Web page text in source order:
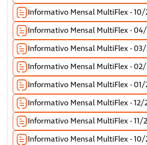
Informativo Mensal MultiFlex - 10/
Informativo Mensal MultiFlex -
Informativo Mensal MultiFlex -
Informativo Mensal MultiFlex -
Informativo Mensal MultiFlex -
Informativo Mensal MultiFlex - 12/
Informativo Mensal MultiFlex - 11/
Informativo Mensal MultiFlex - 10/